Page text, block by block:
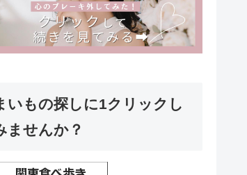
いもの探しに1クリックし
ませんか？